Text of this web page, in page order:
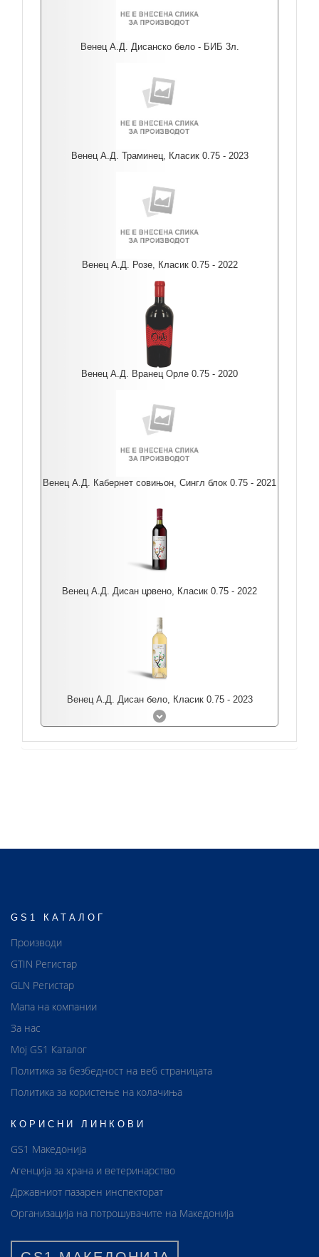
Венец А.Д. Дисанско бело - БИБ 3л.
Венец А.Д. Траминец, Класик 0.75 - 2023
Венец А.Д. Розе, Класик 0.75 - 2022
Венец А.Д. Вранец Орле 0.75 - 2020
Венец А.Д. Кабернет совињон, Сингл блок 0.75 - 2021
Венец А.Д. Дисан црвено, Класик 0.75 - 2022
Венец А.Д. Дисан бело, Класик 0.75 - 2023
GS1 КАТАЛОГ
Производи
GTIN Регистар
GLN Регистар
Мапа на компании
За нас
Мој GS1 Каталог
Политика за безбедност на веб страницата
Политика за користење на колачиња
КОРИСНИ ЛИНКОВИ
GS1 Македонија
Агенција за храна и ветеринарство
Државниот пазарен инспекторат
Организација на потрошувачите на Македонија